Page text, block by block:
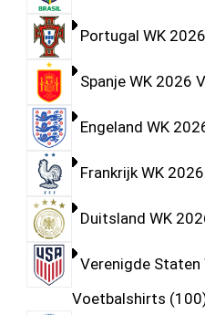
Portugal WK
Spanje WK 2026
Engeland WK
Frankrijk WK
Duitsland WK
Verenigde Staten
Voetbalshirts 100